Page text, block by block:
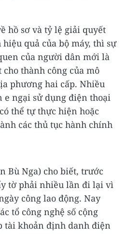
hồ sơ và tỷ lệ giải quyết
quả của bộ máy, thì sự
của người dân mới là
thành công của mô
phương hai cấp. Nhiều
e ngại sử dụng điện thoại
thể tự thực hiện hoặc
các thủ tục hành chính
Bù Nga) cho biết, trước
tờ phải nhiều lần đi lại vì
công lao động. Nay
tổ công nghệ số cộng
tài khoản định danh điện